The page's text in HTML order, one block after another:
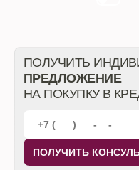
ПОЛУЧИТЬ
ПРЕДЛОЖЕНИЕ
НА ПОКУПКУ В
ПОЛУЧИТЬ